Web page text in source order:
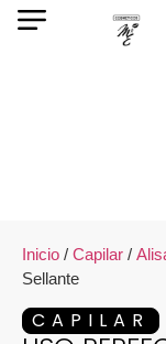
Inicio / Capilar /
Sellante
CAPILAR